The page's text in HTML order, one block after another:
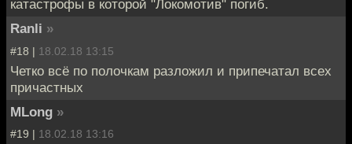
катастрофы в которой "Локомотив" погиб.
Ranli »
#18 | 18.02.18 13:15
Четко всё по полочкам разложил и припечатал всех
причастных
MLong »
#19 | 18.02.18 13:16